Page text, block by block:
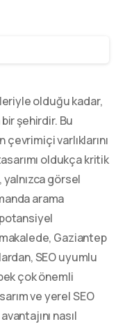
olduğu kadar,
şehirdir. Bu
varlıklarını
oldukça kritik
yalnızca görsel
arama
Gaziantep
SEO uyumlu
çok önemli
ve yerel SEO
nasıl